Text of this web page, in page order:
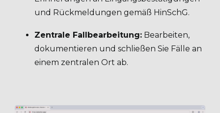
und Rückmeldungen gemäß HinSchG.
Zentrale Fallbearbeitung: Bearbeiten,
dokumentieren und schließen Sie Fälle an
einem zentralen Ort ab.